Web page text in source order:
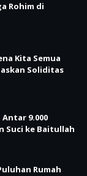
Rohim di
Kita Semua
Soliditas
Antar 9.000
Suci ke Baitullah
Rumah